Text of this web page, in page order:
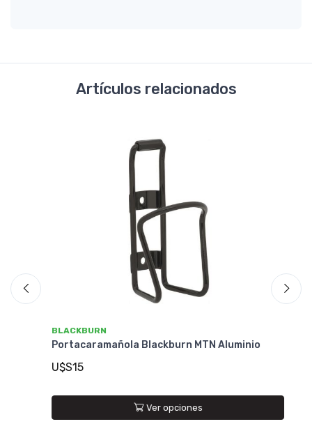
Artículos relacionados
BLACKBURN
Portacaramañola Blackburn MTN Aluminio
U$S15
Ver opciones